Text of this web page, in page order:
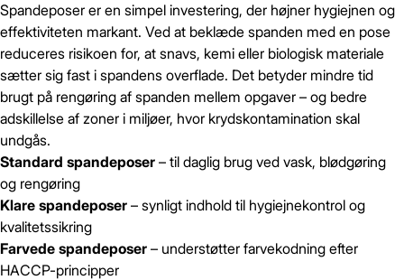
Spandeposer er en simpel investering, der højner hygiejnen og
effektiviteten markant. Ved at beklæde spanden med en pose
reduceres risikoen for, at snavs, kemi eller biologisk materiale
sætter sig fast i spandens overflade. Det betyder mindre tid
brugt på rengøring af spanden mellem opgaver – og bedre
adskillelse af zoner i miljøer, hvor krydskontamination skal
undgås.
Standard spandeposer – til daglig brug ved vask, blødgøring
og rengøring
Klare spandeposer – synligt indhold til hygiejnekontrol og
kvalitetssikring
Farvede spandeposer – understøtter farvekodning efter
HACCP-principper